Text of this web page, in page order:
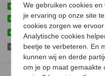
Mogelijk met 360°
Wordt geleverd met
Voorkomt warmteverlies via
gebruik
Hittebestendige lak nog
Luchttoevoeraansluiting
Aansluitbaar op CV
Afmetingen (B x D x H)
Gewicht
We gebruiken cookies
je ervaring op onze site
cookies zorgen we
Analytische cookies
beetje te verbeteren. En
kunnen wij en derde
om je op maat gemaakte